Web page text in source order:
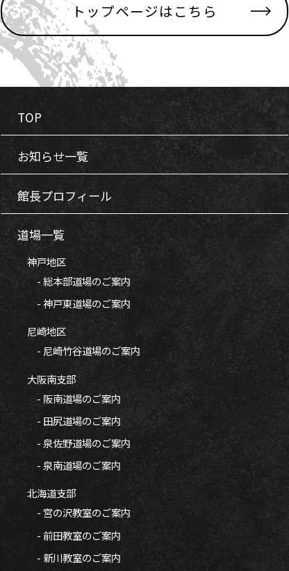
トップページはこちら
TOP
お知らせ一覧
館長プロフィール
道場一覧
神戸地区
- 総本部道場のご案内
- 神戸東道場のご案内
尼崎地区
- 尼崎竹谷道場のご案内
大阪南支部
- 阪南道場のご案内
- 田尻道場のご案内
- 泉佐野道場のご案内
- 泉南道場のご案内
北海道支部
- 宮の沢教室のご案内
- 前田教室のご案内
- 新川教室のご案内